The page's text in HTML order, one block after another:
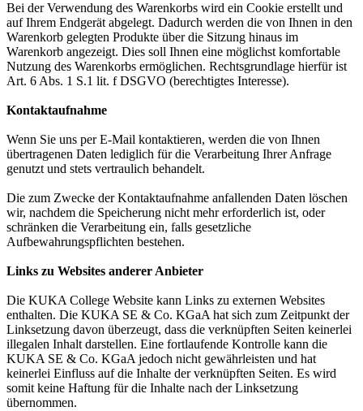
Bei der Verwendung des Warenkorbs wird ein Cookie erstellt und
auf Ihrem Endgerät abgelegt. Dadurch werden die von Ihnen in den
Warenkorb gelegten Produkte über die Sitzung hinaus im
Warenkorb angezeigt. Dies soll Ihnen eine möglichst komfortable
Nutzung des Warenkorbs ermöglichen. Rechtsgrundlage hierfür ist
Art. 6 Abs. 1 S.1 lit. f DSGVO (berechtigtes Interesse).
Kontaktaufnahme
Wenn Sie uns per E-Mail kontaktieren, werden die von Ihnen
übertragenen Daten lediglich für die Verarbeitung Ihrer Anfrage
genutzt und stets vertraulich behandelt.
Die zum Zwecke der Kontaktaufnahme anfallenden Daten löschen
wir, nachdem die Speicherung nicht mehr erforderlich ist, oder
schränken die Verarbeitung ein, falls gesetzliche
Aufbewahrungspflichten bestehen.
Links zu Websites anderer Anbieter
Die KUKA College Website kann Links zu externen Websites
enthalten. Die KUKA SE & Co. KGaA hat sich zum Zeitpunkt der
Linksetzung davon überzeugt, dass die verknüpften Seiten keinerlei
illegalen Inhalt darstellen. Eine fortlaufende Kontrolle kann die
KUKA SE & Co. KGaA jedoch nicht gewährleisten und hat
keinerlei Einfluss auf die Inhalte der verknüpften Seiten. Es wird
somit keine Haftung für die Inhalte nach der Linksetzung
übernommen.